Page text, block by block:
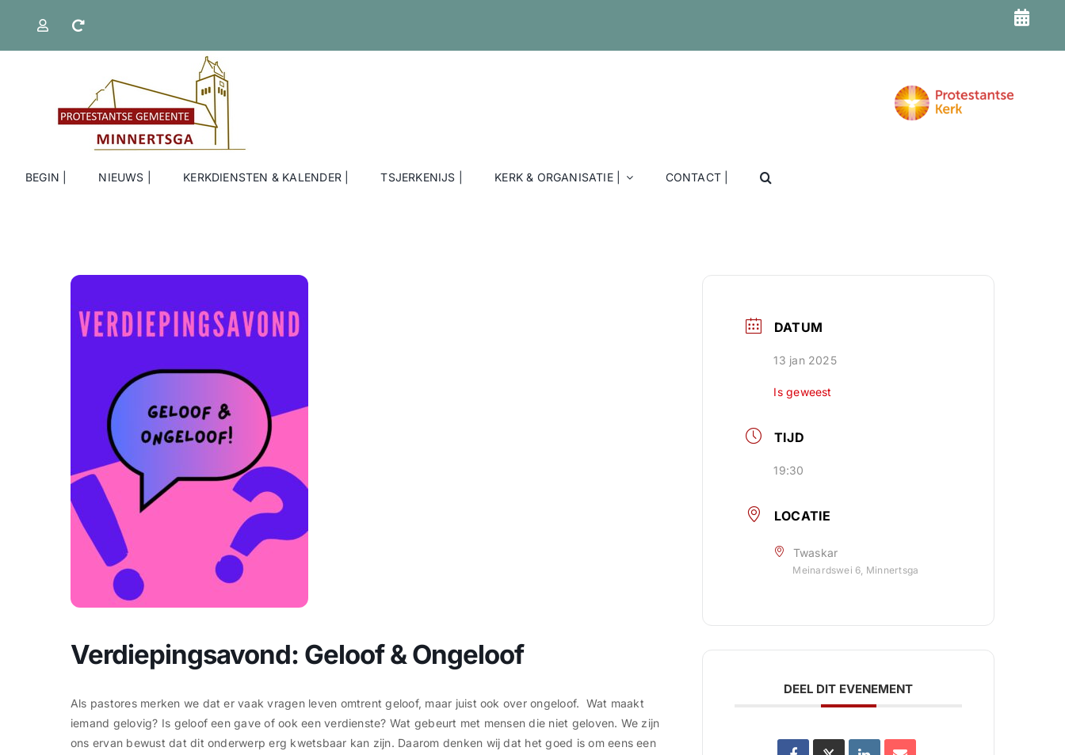
inhoud
BEGIN | NIEUWS | KERKDIENSTEN & KALENDER | TSJERKENIJS | KERK & ORGANISATIE | CONTACT |
Verdiepingsavond: Geloof & Ongeloof
Als pastores merken we dat er vaak vragen leven omtrent geloof, maar juist ook over ongeloof. Wat maakt
iemand gelovig? Is geloof een gave of ook een verdienste? Wat gebeurt met mensen die niet geloven. We zijn
ons ervan bewust dat dit onderwerp erg kwetsbaar kan zijn. Daarom denken wij dat het goed is om eens een
DATUM
13 jan 2025
Is geweest
TIJD
19:30
LOCATIE
Twaskar
Meinardswei 6, Minnertsga
DEEL DIT EVENEMENT